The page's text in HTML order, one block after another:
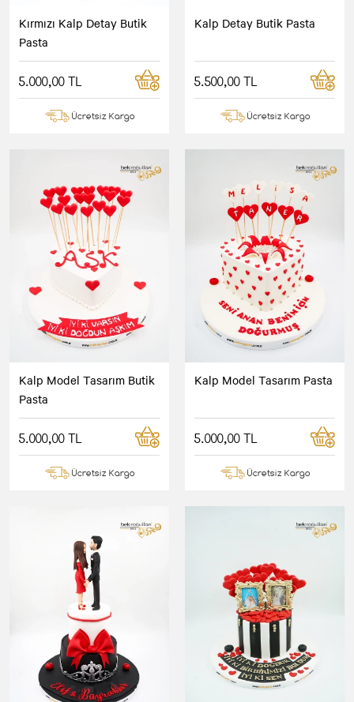
Kırmızı Kalp Detay Butik
Pasta
5.000,00 TL
Ücretsiz Kargo
Kalp Detay Butik Pasta
5.500,00 TL
Ücretsiz Kargo
Kalp Model Tasarım Butik
Pasta
5.000,00 TL
Ücretsiz Kargo
Kalp Model Tasarım Pasta
5.000,00 TL
Ücretsiz Kargo